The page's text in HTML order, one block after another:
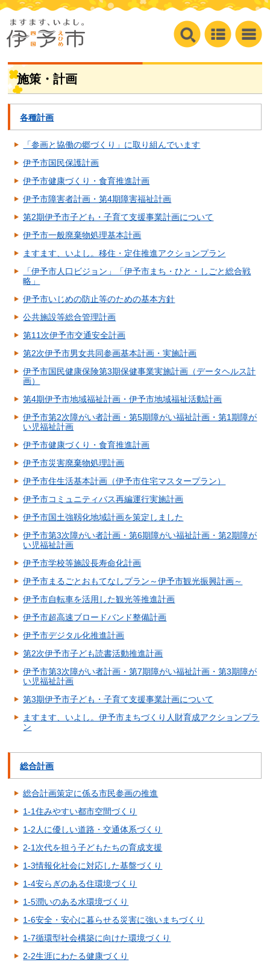
施策・計画
各種計画
「参画と協働の郷づくり」に取り組んでいます
伊予市国民保護計画
伊予市健康づくり・食育推進計画
伊予市障害者計画・第4期障害福祉計画
第2期伊予市子ども・子育て支援事業計画について
伊予市一般廃棄物処理基本計画
ますます、いよし。移住・定住推進アクションプラン
「伊予市人口ビジョン」「伊予市まち・ひと・しごと総合戦
略」
伊予市いじめの防止等のための基本方針
公共施設等総合管理計画
第11次伊予市交通安全計画
第2次伊予市男女共同参画基本計画・実施計画
伊予市国民健康保険第3期保健事業実施計画（データヘルス計
画）
第4期伊予市地域福祉計画・伊予市地域福祉活動計画
伊予市第2次障がい者計画・第5期障がい福祉計画・第1期障が
い児福祉計画
伊予市健康づくり・食育推進計画
伊予市災害廃棄物処理計画
伊予市住生活基本計画（伊予市住宅マスタープラン）
伊予市コミュニティバス再編運行実施計画
伊予市国土強靱化地域計画を策定しました
伊予市第3次障がい者計画・第6期障がい福祉計画・第2期障が
い児福祉計画
伊予市学校等施設長寿命化計画
伊予市まるごとおもてなしプラン～伊予市観光振興計画～
伊予市自転車を活用した観光等推進計画
伊予市超高速ブロードバンド整備計画
伊予市デジタル化推進計画
第2次伊予市子ども読書活動推進計画
伊予市第3次障がい者計画・第7期障がい福祉計画・第3期障が
い児福祉計画
第3期伊予市子ども・子育て支援事業計画について
ますます、いよし。伊予市まちづくり人財育成アクションプラ
ン
総合計画
総合計画策定に係る市民参画の推進
1-1住みやすい都市空間づくり
1-2人に優しい道路・交通体系づくり
2-1次代を担う子どもたちの育成支援
1-3情報化社会に対応した基盤づくり
1-4安らぎのある住環境づくり
1-5潤いのある水環境づくり
1-6安全・安心に暮らせる災害に強いまちづくり
1-7循環型社会構築に向けた環境づくり
2-2生涯にわたる健康づくり